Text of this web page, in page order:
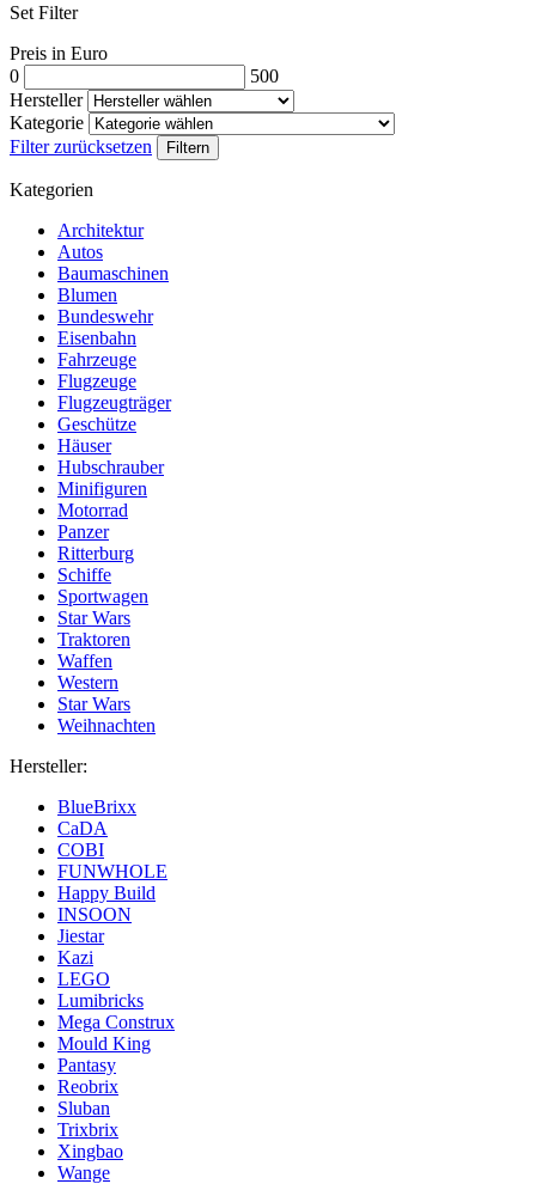
Set Filter
Preis in Euro
0
500
Hersteller
Kategorie
Filter zurücksetzen
Filtern
Kategorien
Architektur
Autos
Baumaschinen
Blumen
Bundeswehr
Eisenbahn
Fahrzeuge
Flugzeuge
Flugzeugträger
Geschütze
Häuser
Hubschrauber
Minifiguren
Motorrad
Panzer
Ritterburg
Schiffe
Sportwagen
Star Wars
Traktoren
Waffen
Western
Star Wars
Weihnachten
Hersteller:
BlueBrixx
CaDA
COBI
FUNWHOLE
Happy Build
INSOON
Jiestar
Kazi
LEGO
Lumibricks
Mega Construx
Mould King
Pantasy
Reobrix
Sluban
Trixbrix
Xingbao
Wange